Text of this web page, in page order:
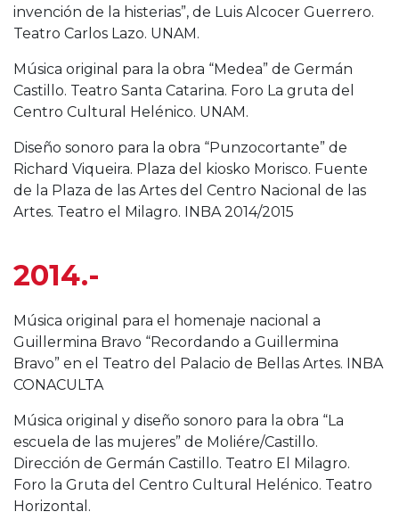
invención de la histerias”, de Luis Alcocer Guerrero.
Teatro Carlos Lazo. UNAM.
Música original para la obra “Medea” de Germán
Castillo. Teatro Santa Catarina. Foro La gruta del
Centro Cultural Helénico. UNAM.
Diseño sonoro para la obra “Punzocortante” de
Richard Viqueira. Plaza del kiosko Morisco. Fuente
de la Plaza de las Artes del Centro Nacional de las
Artes. Teatro el Milagro. INBA 2014/2015
2014.-
Música original para el homenaje nacional a
Guillermina Bravo “Recordando a Guillermina
Bravo” en el Teatro del Palacio de Bellas Artes. INBA
CONACULTA
Música original y diseño sonoro para la obra “La
escuela de las mujeres” de Moliére/Castillo.
Dirección de Germán Castillo. Teatro El Milagro.
Foro la Gruta del Centro Cultural Helénico. Teatro
Horizontal.